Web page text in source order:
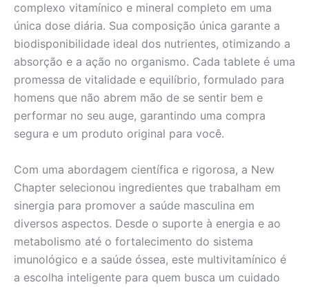
complexo vitamínico e mineral completo em uma
única dose diária. Sua composição única garante a
biodisponibilidade ideal dos nutrientes, otimizando a
absorção e a ação no organismo. Cada tablete é uma
promessa de vitalidade e equilíbrio, formulado para
homens que não abrem mão de se sentir bem e
performar no seu auge, garantindo uma compra
segura e um produto original para você.
Com uma abordagem científica e rigorosa, a New
Chapter selecionou ingredientes que trabalham em
sinergia para promover a saúde masculina em
diversos aspectos. Desde o suporte à energia e ao
metabolismo até o fortalecimento do sistema
imunológico e a saúde óssea, este multivitamínico é
a escolha inteligente para quem busca um cuidado